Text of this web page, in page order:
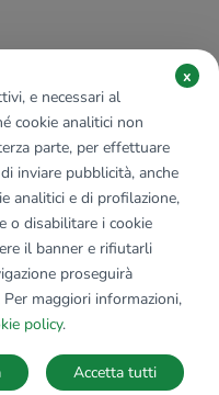
RICERCA
e necessari al
cookie analitici non
parte, per effettuare
inviare pubblicità, anche
analitici e di profilazione,
o disabilitare i cookie
il banner e rifiutarli
proseguirà
maggiori informazioni,
policy.
x
Accetta tutti